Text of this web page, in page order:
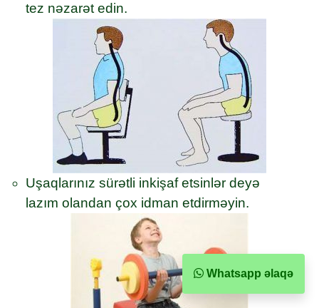
tez nəzarət edin.
Uşaqlarınız sürətli inkişaf etsinlər deyə
lazım olandan çox idman etdirməyin.
Whatsapp əlaqə